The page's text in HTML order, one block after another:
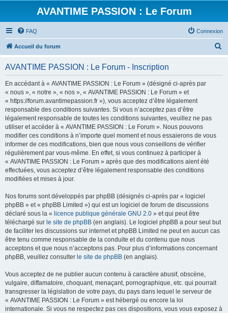
AVANTIME PASSION : Le Forum
FAQ Connexion
Accueil du forum
AVANTIME PASSION : Le Forum - Inscription
En accédant à « AVANTIME PASSION : Le Forum » (désigné ci-après par
« nous », « notre », « nos », « AVANTIME PASSION : Le Forum » et
« https://forum.avantimepassion.fr »), vous acceptez d’être légalement
responsable des conditions suivantes. Si vous n’acceptez pas d’être
légalement responsable de toutes les conditions suivantes, veuillez ne pas
utiliser et accéder à « AVANTIME PASSION : Le Forum ». Nous pouvons
modifier ces conditions à n’importe quel moment et nous essaierons de vous
informer de ces modifications, bien que nous vous conseillons de vérifier
régulièrement par vous-même. En effet, si vous continuez à participer à
« AVANTIME PASSION : Le Forum » après que des modifications aient été
effectuées, vous acceptez d’être légalement responsable des conditions
modifiées et mises à jour.
Nos forums sont développés par phpBB (désignés ci-après par « logiciel
phpBB » et « phpBB Limited ») qui est un logiciel de forum de discussions
déclaré sous la « licence publique générale GNU 2.0 » et qui peut être
téléchargé sur le site de phpBB (en anglais). Le logiciel phpBB a pour seul but
de faciliter les discussions sur internet et phpBB Limited ne peut en aucun cas
être tenu comme responsable de la conduite et du contenu que nous
acceptons et que nous n’acceptons pas. Pour plus d’informations concernant
phpBB, veuillez consulter le site de phpBB (en anglais).
Vous acceptez de ne publier aucun contenu à caractère abusif, obscène,
vulgaire, diffamatoire, choquant, menaçant, pornographique, etc. qui pourrait
transgresser la législation de votre pays, du pays dans lequel le serveur de
« AVANTIME PASSION : Le Forum » est hébergé ou encore la loi
internationale. Si vous ne respectez pas ces dispositions, vous vous exposez à